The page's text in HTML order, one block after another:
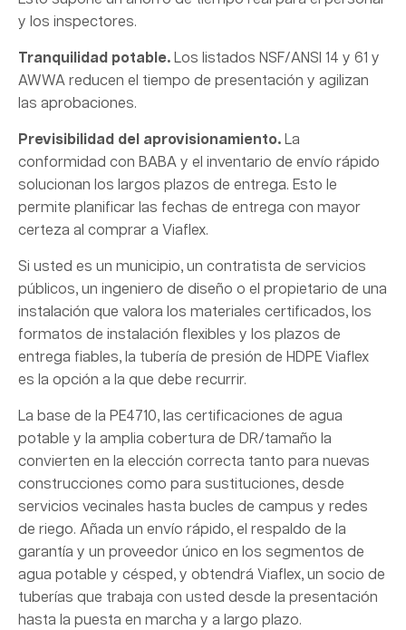
y los inspectores.
Tranquilidad potable. Los listados NSF/ANSI 14 y 61 y
AWWA reducen el tiempo de presentación y agilizan
las aprobaciones.
Previsibilidad del aprovisionamiento. La
conformidad con BABA y el inventario de envío rápido
solucionan los largos plazos de entrega. Esto le
permite planificar las fechas de entrega con mayor
certeza al comprar a Viaflex.
Si usted es un municipio, un contratista de servicios
públicos, un ingeniero de diseño o el propietario de una
instalación que valora los materiales certificados, los
formatos de instalación flexibles y los plazos de
entrega fiables, la tubería de presión de HDPE Viaflex
es la opción a la que debe recurrir.
La base de la PE4710, las certificaciones de agua
potable y la amplia cobertura de DR/tamaño la
convierten en la elección correcta tanto para nuevas
construcciones como para sustituciones, desde
servicios vecinales hasta bucles de campus y redes
de riego. Añada un envío rápido, el respaldo de la
garantía y un proveedor único en los segmentos de
agua potable y césped, y obtendrá Viaflex, un socio de
tuberías que trabaja con usted desde la presentación
hasta la puesta en marcha y a largo plazo.